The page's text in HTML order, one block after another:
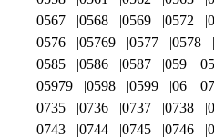
0567
0568 0569 0572
0576
05769 0577 0578
0585
0586 0587 059
05979
0598 0599 06
0735
0736 0737 0738
0743
0744 0745 0746